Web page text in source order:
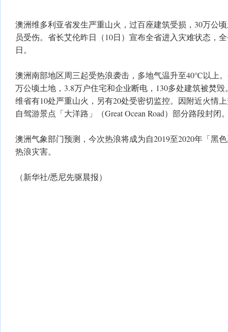
澳洲维多利亚省发生严重山火，过百座建筑受损，30万公
员受伤。省长艾伦昨日（10日）宣布全省进入灾难状态，
日。
澳洲南部地区周三起受热浪袭击，多地气温升至40℃以上
万公顷土地，3.8万户住宅和企业断电，130多处建筑被焚
维省有10处严重山火，另有20处受密切监控。因附近火情
自驾游景点「大洋路」（Great Ocean Road）部分路段封闭
澳洲气象部门预测，今次热浪将成为自2019至2020年「黑
热浪灾害。
（新华社/悉尼先驱晨报）